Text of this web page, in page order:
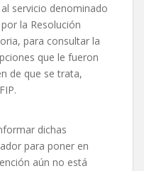
al servicio denominado
por la Resolución
para consultar la
que le fueron
de que se trata,
dichas
para poner en
aún no está